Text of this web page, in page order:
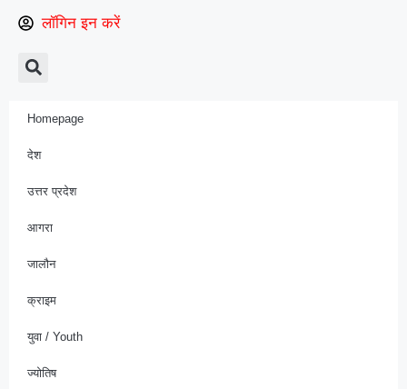
लॉगिन इन करें
Homepage
देश
उत्तर प्रदेश
आगरा
जालौन
क्राइम
युवा / Youth
ज्योतिष